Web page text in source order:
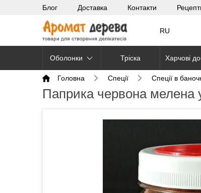
Блог Доставка Контакти
RU
Оболонки Тріска Харчові
Головна Cпеції Спеції в
Паприка червона мелена